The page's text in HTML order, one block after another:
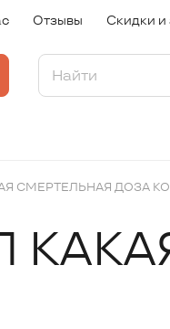
Отзывы Скидки и
СМЕРТЕЛЬНАЯ ДОЗА